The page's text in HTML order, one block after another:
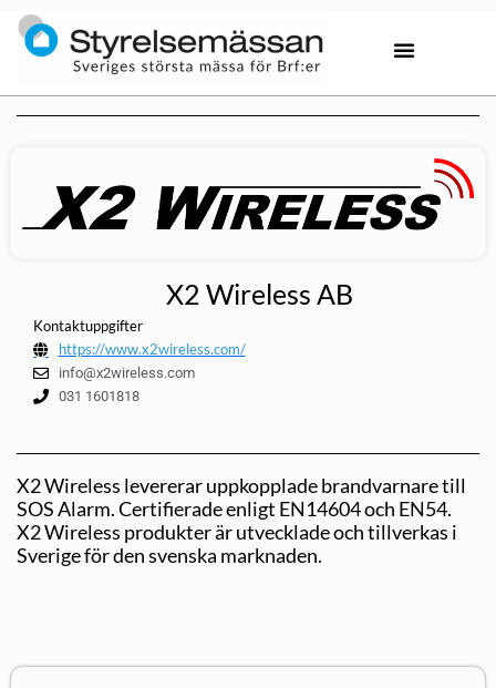
X2 Wireless AB
Kontaktuppgifter
https://www.x2wireless.com/
info@x2wireless.com
031 1601818
X2 Wireless levererar uppkopplade brandvarnare till
SOS Alarm. Certifierade enligt EN14604 och EN54.
X2 Wireless produkter är utvecklade och tillverkas i
Sverige för den svenska marknaden.